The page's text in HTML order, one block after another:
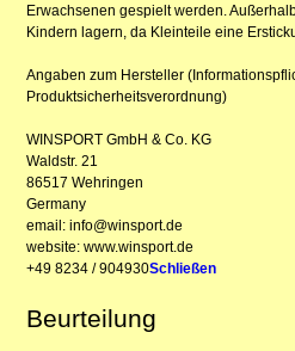
Erwachsenen gespielt werden.
Kindern lagern, da Kleinteile eine
Angaben zum Hersteller
Produktsicherheitsverordnung)
WINSPORT GmbH & Co. KG
Waldstr. 21
86517 Wehringen
Germany
email: info@winsport.de
website: www.winsport.de
+49 8234 / 904930Schließen
Beurteilung